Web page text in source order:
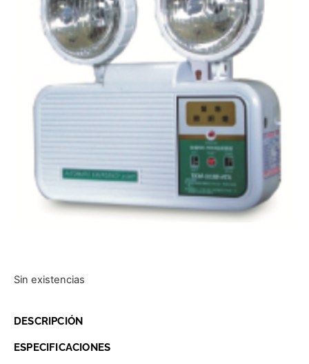
Sin existencias
DESCRIPCIÓN
ESPECIFICACIONES